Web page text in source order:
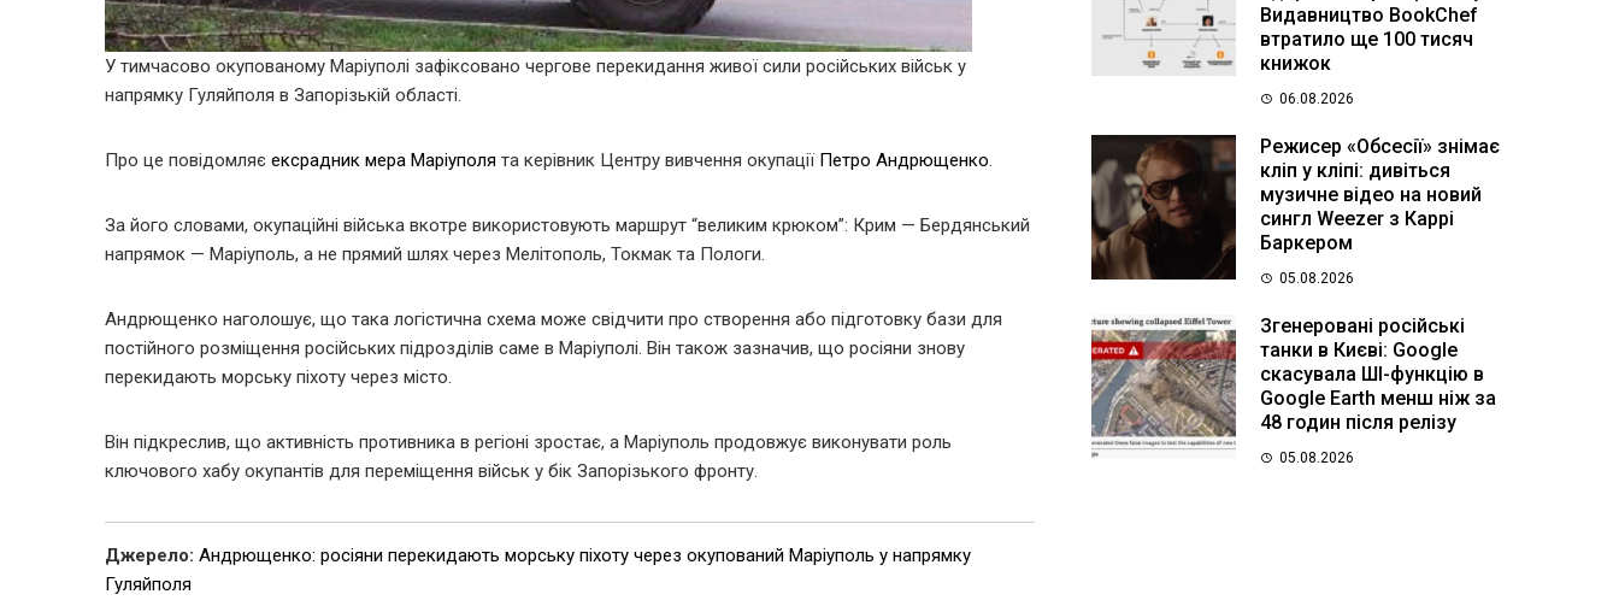
У тимчасово окупованому Маріуполі зафіксовано чергове перекидання живої сили російських військ у
напрямку Гуляйполя в Запорізькій області.
Про це повідомляє ексрадник мера Маріуполя та керівник Центру вивчення окупації Петро Андрющенко.
За його словами, окупаційні війська вкотре використовують маршрут “великим крюком”: Крим — Бердянський
напрямок — Маріуполь, а не прямий шлях через Мелітополь, Токмак та Пологи.
Андрющенко наголошує, що така логістична схема може свідчити про створення або підготовку бази для
постійного розміщення російських підрозділів саме в Маріуполі. Він також зазначив, що росіяни знову
перекидають морську піхоту через місто.
Він підкреслив, що активність противника в регіоні зростає, а Маріуполь продовжує виконувати роль
ключового хабу окупантів для переміщення військ у бік Запорізького фронту.
Джерело: Андрющенко: росіяни перекидають морську піхоту через окупований Маріуполь у напрямку
Гуляйполя
Видавництво BookChef
втратило ще 100 тисяч
книжок
06.08.2026
Режисер «Обсесії» знімає
кліп у кліпі: дивіться
музичне відео на новий
сингл Weezer з Каррі
Баркером
05.08.2026
Згенеровані російські
танки в Києві: Google
скасувала ШІ-функцію в
Google Earth менш ніж за
48 годин після релізу
05.08.2026